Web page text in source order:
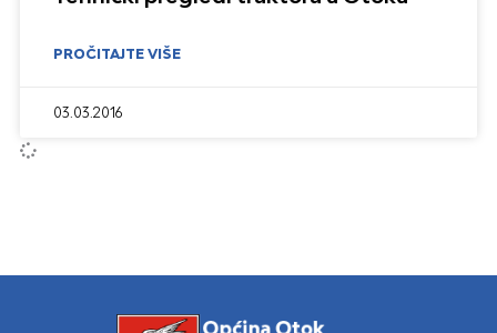
PROČITAJTE VIŠE
03.03.2016